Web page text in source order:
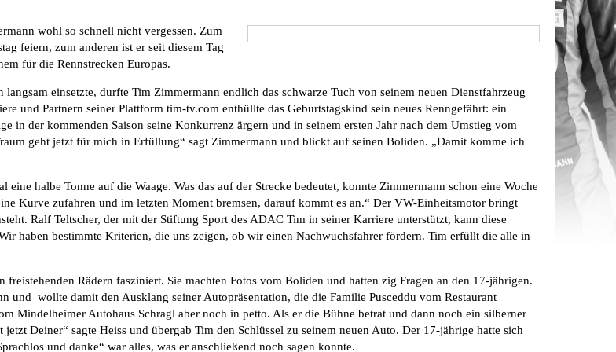
wohl so schnell nicht vergessen. Zum
feiern, zum anderen ist er seit diesem Tag
für die Rennstrecken Europas.
einsetzte, durfte Tim Zimmermann endlich das schwarze Tuch von seinem neuen Dienstfahrzeug
und Partnern seiner Plattform tim-tv.com enthüllte das Geburtstagskind sein neues Renngefährt: ein
in der kommenden Saison seine Konkurrenz ärgern und in seinem ersten Jahr nach dem Umstieg vom
geht jetzt für mich in Erfüllung“ sagt Zimmermann und blickt auf seinen Boliden. „Damit komme ich
halbe Tonne auf die Waage. Was das auf der Strecke bedeutet, konnte Zimmermann schon eine Woche
Kurve zufahren und im letzten Moment bremsen, darauf kommt es an.“ Der VW-Einheitsmotor bringt
Ralf Teltscher, der mit der Stiftung Sport des ADAC Tim in seiner Karriere unterstützt, kann diese
haben bestimmte Kriterien, die uns zeigen, ob wir einen Nachwuchsfahrer fördern. Tim erfüllt die alle in
Rädern fasziniert. Sie machten Fotos vom Boliden und hatten zig Fragen an den 17-jährigen.
und wollte damit den Ausklang seiner Autopräsentation, die die Familie Pusceddu vom Restaurant
Mindelheimer Autohaus Schragl aber noch in petto. Als er die Bühne betrat und dann noch ein silberner
Deiner“ sagte Heiss und übergab Tim den Schlüssel zu seinem neuen Auto. Der 17-jährige hatte sich
und danke“ war alles, was er anschließend noch sagen konnte.